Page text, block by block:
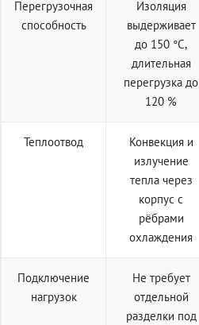
Перегрузочная
способность
Изоляция
выдерживает
до 150 °C,
длительная
перегрузка до
120 %
Теплоотвод
Конвекция и
излучение
тепла через
корпус с
рёбрами
охлаждения
Подключение
нагрузок
Не требует
отдельной
разделки под